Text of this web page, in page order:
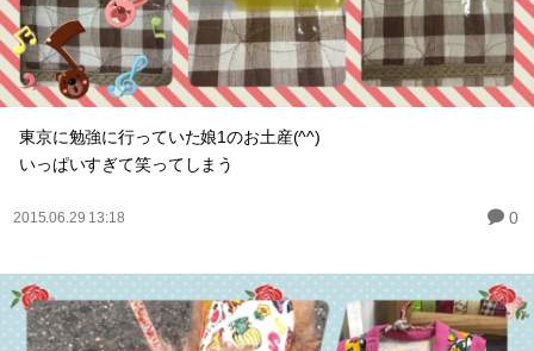
東京に勉強に行っていた娘1のお土産(^^)
いっぱいすぎて笑ってしまう
2015.06.29 13:18 0